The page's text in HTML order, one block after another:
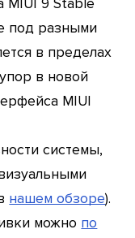
MIUI 9 Stable
под разными
в пределах
в новой
MIUI
системы,
нашем обзоре).
можно по